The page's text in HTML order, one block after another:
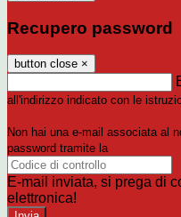
Recupero password
button close ×
all'indirizzo indicato con le
Non hai una e-mail associata al
password tramite la
E-mail inviata, si prega di
elettronica!